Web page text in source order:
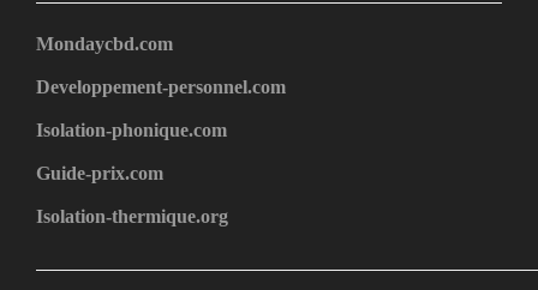
Mondaycbd.com
Developpement-personnel.com
Isolation-phonique.com
Guide-prix.com
Isolation-thermique.org